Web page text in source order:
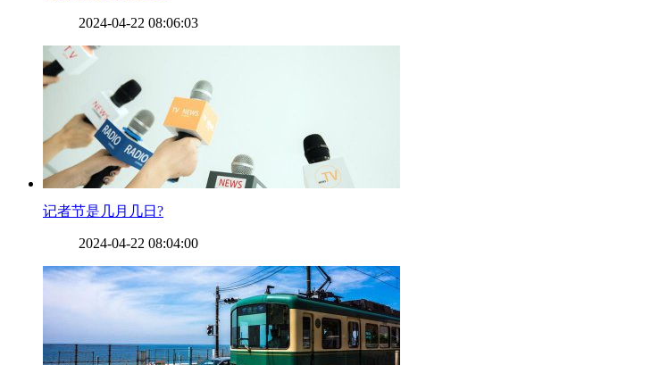
2024-04-22 08:06:03
​记者节是几月几日?
2024-04-22 08:04:00